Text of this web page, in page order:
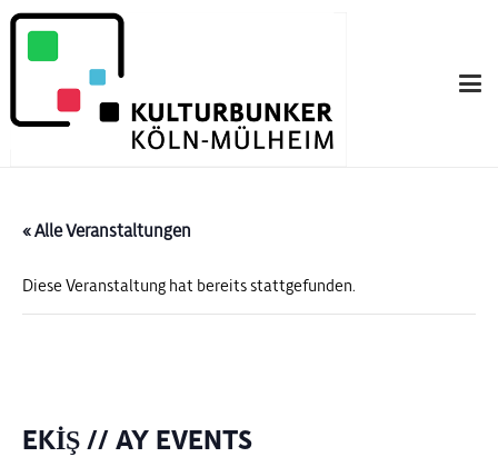
« Alle Veranstaltungen
Diese Veranstaltung hat bereits stattgefunden.
EKİŞ // AY EVENTS